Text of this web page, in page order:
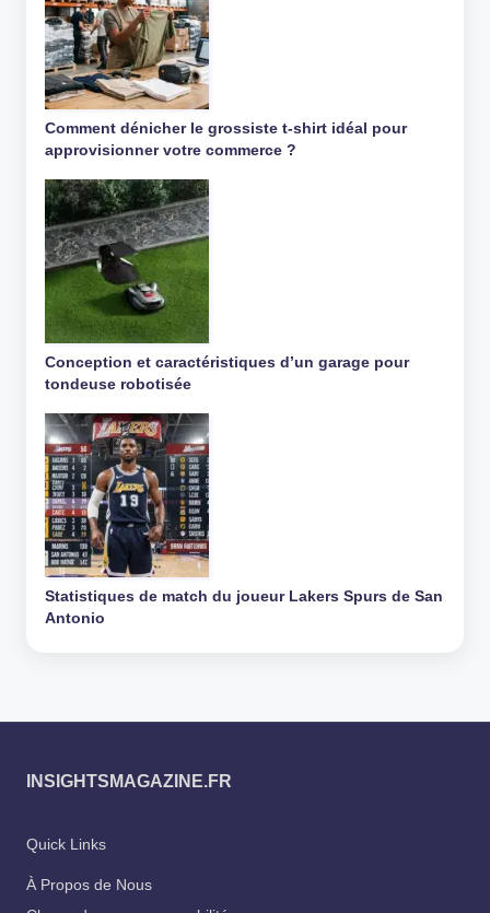
Comment dénicher le grossiste t-shirt idéal pour
approvisionner votre commerce ?
Conception et caractéristiques d’un garage pour
tondeuse robotisée
Statistiques de match du joueur Lakers Spurs de San
Antonio
INSIGHTSMAGAZINE.FR
Quick Links
À Propos de Nous